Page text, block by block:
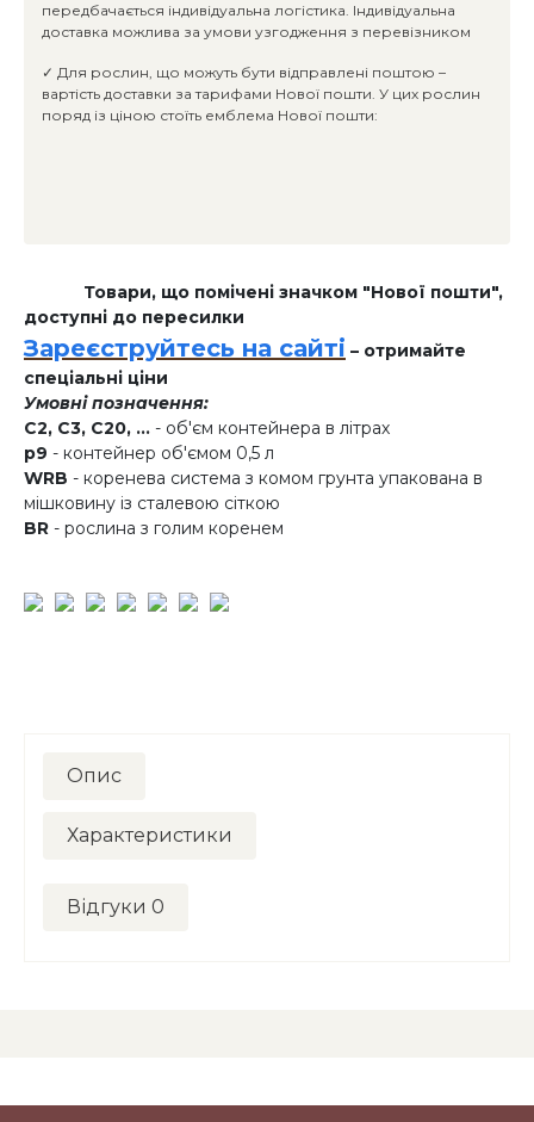
передбачається індивідуальна логістика. Індивідуальна
доставка можлива за умови узгодження з перевізником
✓ Для рослин, що можуть бути відправлені поштою –
вартість доставки за тарифами Нової пошти. У цих рослин
поряд із ціною стоїть емблема Нової пошти:
Товари, що помічені значком "Нової пошти",
доступні до пересилки
Зареєструйтесь на сайті – отримайте
спеціальні ціни
Умовні позначення:
C2, C3, C20, ... - об'єм контейнера в літрах
p9 - контейнер об'ємом 0,5 л
WRB - коренева система з комом грунта упакована в
мішковину із сталевою сіткою
BR - рослина з голим коренем
Опис
Характеристики
Відгуки 0